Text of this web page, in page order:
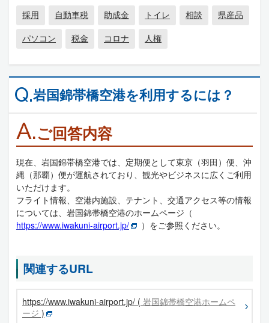
採用 自動車税 助成金 トイレ 相談
県産品
パソコン
税金 コロナ 人権
Q.岩国錦帯橋空港を利用するには？
A.ご回答内容
現在、岩国錦帯橋空港では、定期便として東京（羽田）便、沖
縄（那覇）便が運航されており、観光やビジネスに広くご利用
いただけます。
フライト情報、空港内施設、テナント、交通アクセス等の情報
については、岩国錦帯橋空港のホームページ（
https://www.iwakuni-airport.jp/
）をご参照ください。
関連するURL
https://www.iwakuni-airport.jp/ ( 岩国錦帯橋空港ホームペ
ージ )